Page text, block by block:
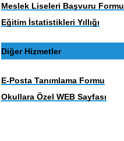
Meslek Liseleri Başvuru Formu
Eğitim İstatistikleri Yıllığı
Diğer Hizmetler
E-Posta Tanımlama Formu
Okullara Özel WEB Sayfası